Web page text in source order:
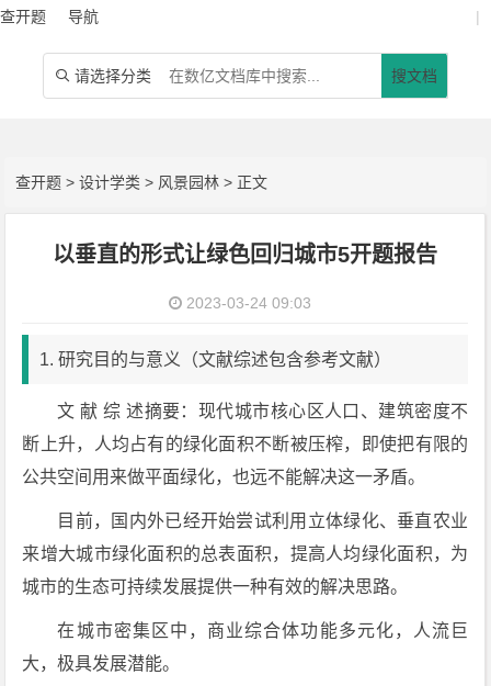
查开题 导航 |
 请选择分类 搜文档
查开题 >设计学类 > 风景园林 > 正文
以垂直的形式让绿色回归城市5开题报告
2023-03-24 09:03
1. 研究目的与意义（文献综述包含参考文献）
文 献 综 述摘要：现代城市核心区人口、建筑密度不
断上升，人均占有的绿化面积不断被压榨，即使把有限的
公共空间用来做平面绿化，也远不能解决这一矛盾。
目前，国内外已经开始尝试利用立体绿化、垂直农业
来增大城市绿化面积的总表面积，提高人均绿化面积，为
城市的生态可持续发展提供一种有效的解决思路。
在城市密集区中，商业综合体功能多元化，人流巨
大，极具发展潜能。